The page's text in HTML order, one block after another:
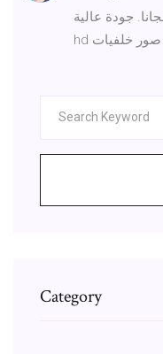
جودة عالية
hd صور خلفيات
Category